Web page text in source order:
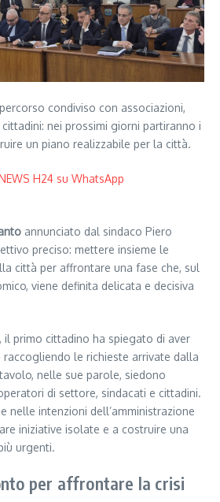
condiviso con associazioni,
nei prossimi giorni partiranno i
un piano realizzabile per la città.
H24 su WhatsApp
annunciato dal sindaco Piero
preciso: mettere insieme le
città per affrontare una fase che, sul
viene definita delicata e decisiva
il primo cittadino ha spiegato di aver
le richieste arrivate dalla
nelle sue parole, siedono
di settore, sindacati e cittadini.
nelle intenzioni dell’amministrazione
iniziative isolate e a costruire una
urgenti.
per affrontare la crisi